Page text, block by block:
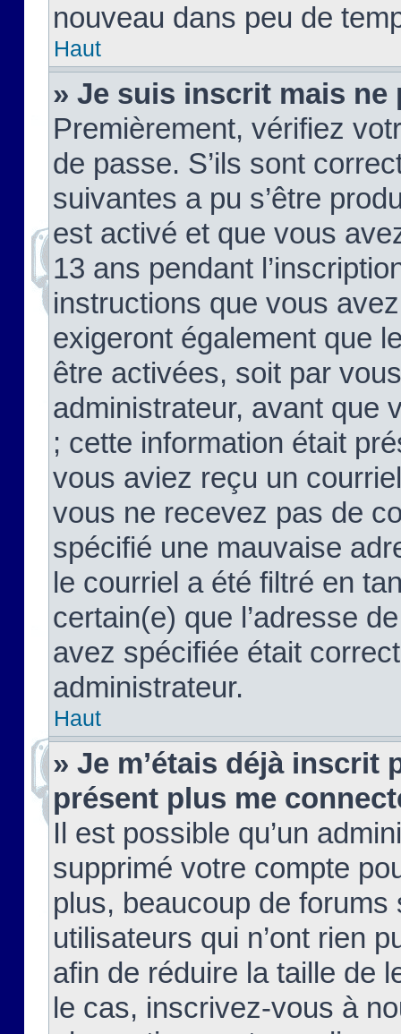
nouveau dans peu de
Haut
» Je suis inscrit mais ne
Premièrement, vérifiez
de passe. S’ils sont
suivantes a pu s’être
est activé et que vous
13 ans pendant
instructions que vous
exigeront également que
être activées, soit par
administrateur, avant que
; cette information était
vous aviez reçu un
vous ne recevez pas de
spécifié une mauvaise
le courriel a été filtré en
certain(e) que l’adresse
avez spécifiée était
administrateur.
Haut
» Je m’étais déjà inscrit
présent plus me
Il est possible qu’un
supprimé votre compte
plus, beaucoup de
utilisateurs qui n’ont rien
afin de réduire la taille de
le cas, inscrivez-vous à